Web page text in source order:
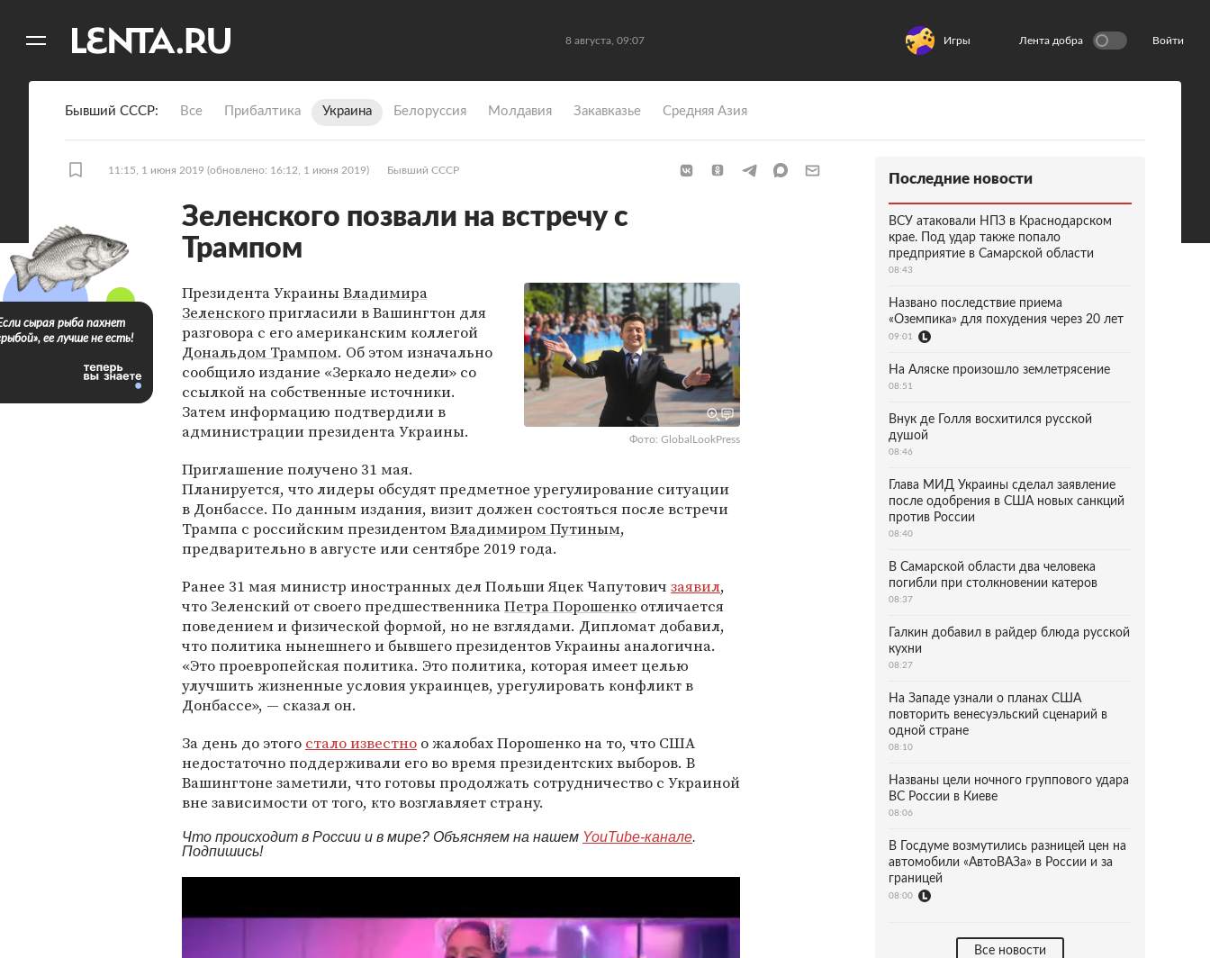
8 августа, 09:07 Игры Лента добра Войти
Бывший СССР Все Прибалтика Украина Белоруссия Молдавия Закавказье Средняя Азия
11:15, 1 июня 2019 (обновлено: 16:12, 1 июня 2019) Бывший СССР
Зеленского позвали на встречу с
Трампом
Фото: GlobalLookPress
Президента УкраиныВладимира
Зеленскогопригласили в Вашингтон для
разговора с его американским коллегой
Дональдом Трампом. Об этом изначально
сообщило издание «Зеркало недели» со
ссылкой на собственные источники.
Затем информацию подтвердили в
администрации президента Украины.
Приглашение получено 31 мая.
Планируется, что лидеры обсудят предметное урегулирование ситуации
в Донбассе. По данным издания, визит должен состояться после встречи
Трампа с российским президентомВладимиром Путиным,
предварительно в августе или сентябре 2019 года.
Ранее 31 мая министр иностранных дел Польши Яцек Чапутович заявил,
что Зеленский от своего предшественникаПетра Порошенко отличается
поведением и физической формой, но не взглядами. Дипломат добавил,
что политика нынешнего и бывшего президентов Украины аналогична.
«Это проевропейская политика. Это политика, которая имеет целью
улучшить жизненные условия украинцев, урегулировать конфликт в
Донбассе», — сказал он.
За день до этого стало известно о жалобах Порошенко на то, что США
недостаточно поддерживали его во время президентских выборов. В
Вашингтоне заметили, что готовы продолжать сотрудничество с Украиной
вне зависимости от того, кто возглавляет страну.
Что происходит в России и в мире? Объясняем на нашем YouTube-канале.
Подпишись!
сырая рыба пахнет
ее лучше не есть!
Последние новости
ВСУ атаковали НПЗ в Краснодарском
крае. Под удар также попало
предприятие в Самарской области
08:43
Названо последствие приема
«Оземпика» для похудения через 20 лет
09:01
На Аляске произошло землетрясение
08:51
Внук де Голля восхитился русской
душой
08:46
Глава МИД Украины сделал заявление
после одобрения в США новых санкций
против России
08:40
В Самарской области два человека
погибли при столкновении катеров
08:37
Галкин добавил в райдер блюда русской
кухни
08:27
На Западе узнали о планах США
повторить венесуэльский сценарий в
одной стране
08:10
Названы цели ночного группового удара
ВС России в Киеве
08:06
В Госдуме возмутились разницей цен на
автомобили «АвтоВАЗа» в России и за
границей
08:00
Все новости